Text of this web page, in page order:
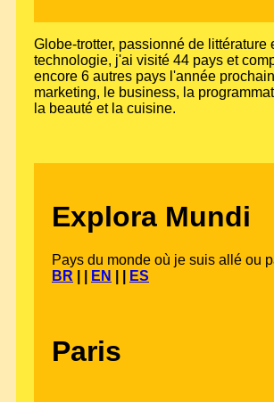
Globe-trotter, passionné de littérature
technologie, j'ai visité 44 pays et
encore 6 autres pays l'année
marketing, le business, la
la beauté et la cuisine.
Explora Mundi
Pays du monde où je suis allé ou
BR
EN ES
Paris